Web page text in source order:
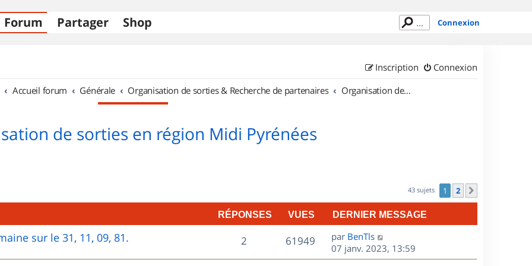
Forum Partager Shop Connexion
Connexion
Inscription
Accueil forum Générale Organisation de sorties & Recherche de partenaires Organisation de sorties en région Midi Pyrénées
de sorties en région Midi Pyrénées
43 sujets 1 2
RÉPONSES VUES DERNIER MESSAGE
sur le 31, 11, 09, 81. 2R
é
61949V
u
D
e
r
par BenTls
07 janv. 2023, 13:59